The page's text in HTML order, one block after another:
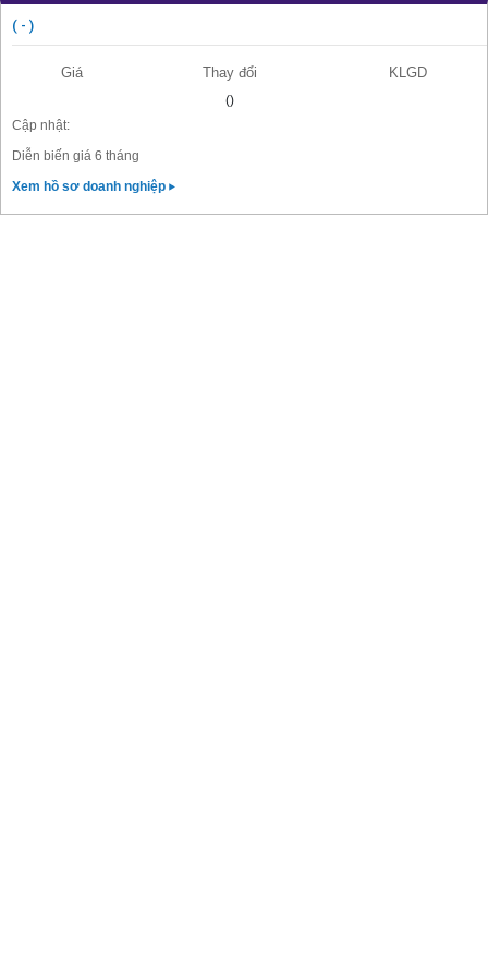
( - )
Giá Thay đổi KLGD
()
Cập nhật:
Diễn biến giá 6 tháng
Xem hồ sơ doanh nghiệp